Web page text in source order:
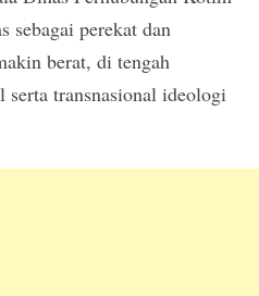
sebagai perekat dan
berat, di tengah
transnasional ideologi